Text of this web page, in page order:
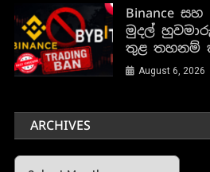
Binance
මුදල්
තුළ තහනම්
August 6, 2026
ARCHIVES
Archives